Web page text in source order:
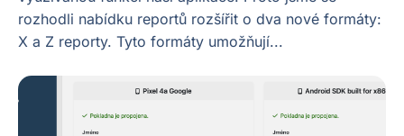
rozhodli nabídku reportů rozšířit o dva nové formáty:
X a Z reporty. Tyto formáty umožňují...